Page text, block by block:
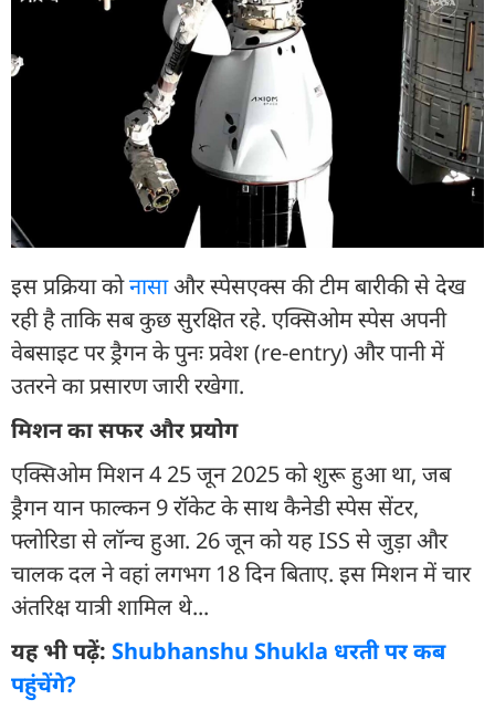
इस प्रक्रिया कोनासाऔर स्पेसएक्स की टीम बारीकी से देख
रही है ताकि सब कुछ सुरक्षित रहे. एक्सिओम स्पेस अपनी
वेबसाइट पर ड्रैगन के पुनः प्रवेश (re-entry) और पानी में
उतरने का प्रसारण जारी रखेगा.
मिशन का सफर और प्रयोग
एक्सिओम मिशन 4 25 जून 2025 को शुरू हुआ था, जब
ड्रैगन यान फाल्कन 9 रॉकेट के साथ कैनेडी स्पेस सेंटर,
फ्लोरिडा से लॉन्च हुआ. 26 जून को यह ISS से जुड़ा और
चालक दल ने वहां लगभग 18 दिन बिताए. इस मिशन में चार
अंतरिक्ष यात्री शामिल थे...
यह भी पढ़ें: Shubhanshu Shukla धरती पर कब
पहुंचेंगे?